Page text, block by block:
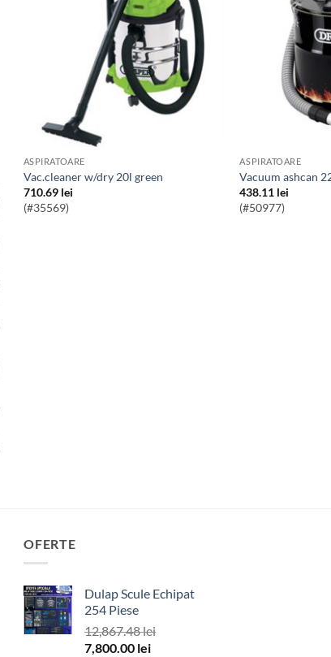
ASPIRATOARE
Vac.cleaner w/dry 20l green
710.69 lei
(#35569)
ASPIRATOARE
vacuum ashcan
438.11 lei
(#50977)
OFERTE
Dulap Scule Echipat
254 Piese
12,867.48lei
Prețul
7,800.00 leiPrețul